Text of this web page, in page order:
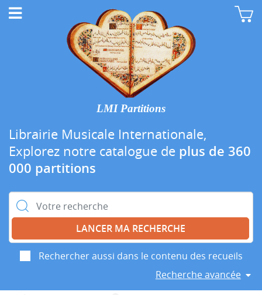
LMI Partitions
Librairie Musicale Internationale,
Explorez notre catalogue de plus de 360
000 partitions
Rechercher :
Rechercher aussi dans le contenu des recueils
Recherche avancée